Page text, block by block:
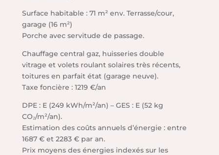
Surface habitable : 71 m² env. Terrasse/cour,
garage (16 m²)
Porche avec servitude de passage.
Chauffage central gaz, huisseries double
vitrage et volets roulant solaires très récents,
toitures en parfait état (garage neuve).
Taxe foncière : 1219 €/an
DPE : E (249 kWh/m²/an) – GES : E (52 kg
CO₂/m²/an).
Estimation des coûts annuels d’énergie : entre
1687 € et 2283 € par an.
Prix moyens des énergies indexés sur les